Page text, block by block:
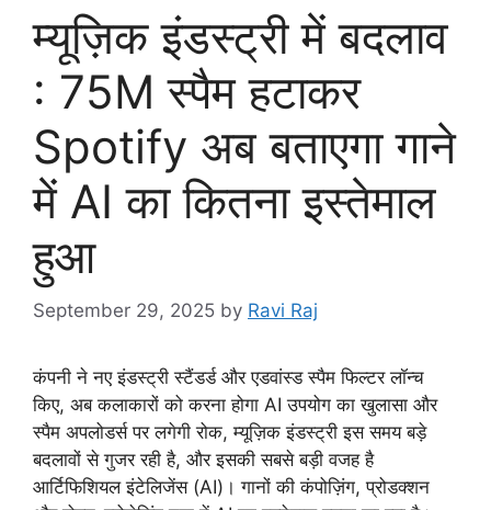
म्यूज़िक इंडस्ट्री में बदलाव
: 75M स्पैम हटाकर
Spotify अब बताएगा गाने
में AI का कितना इस्तेमाल
हुआ
September 29, 2025 by Ravi Raj
कंपनी ने नए इंडस्ट्री स्टैंडर्ड और एडवांस्ड स्पैम फिल्टर लॉन्च
किए, अब कलाकारों को करना होगा AI उपयोग का खुलासा और
स्पैम अपलोडर्स पर लगेगी रोक, म्यूज़िक इंडस्ट्री इस समय बड़े
बदलावों से गुजर रही है, और इसकी सबसे बड़ी वजह है
आर्टिफिशियल इंटेलिजेंस (AI)। गानों की कंपोज़िंग, प्रोडक्शन